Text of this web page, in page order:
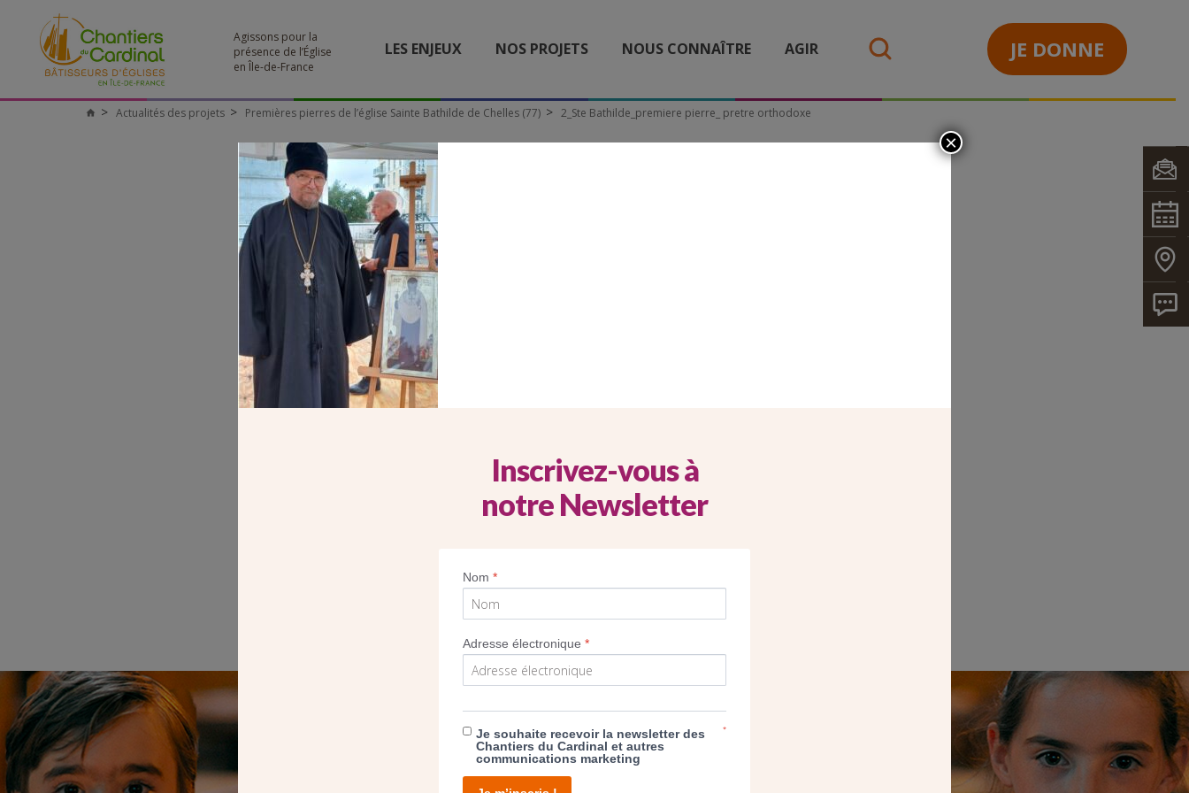
Agissons pour la
présence de l’Église
en Île-de-France
LES ENJEUX NOS PROJETS NOUS CONNAÎTRE AGIR JE DONNE
Chantiers
Actualités des projets Premières pierres de l’église Sainte Bathilde de Chelles (77) 2_Ste Bathilde_premiere pierre_ pretre orthodoxe
2_STE BATHILDE_PREMIERE PIERRE_
PRETRE ORTHODOXE
Inscrivez-vous à
notre Newsletter
Nom*
Adresse électronique*
Je souhaite recevoir la newsletter des
Chantiers du Cardinal et autres
communications marketing
*
×